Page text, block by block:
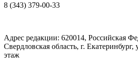
8 (343) 379-00-33
Адрес редакции: 620014, Российская
Свердловская область, г. Екатеринбург,
этаж